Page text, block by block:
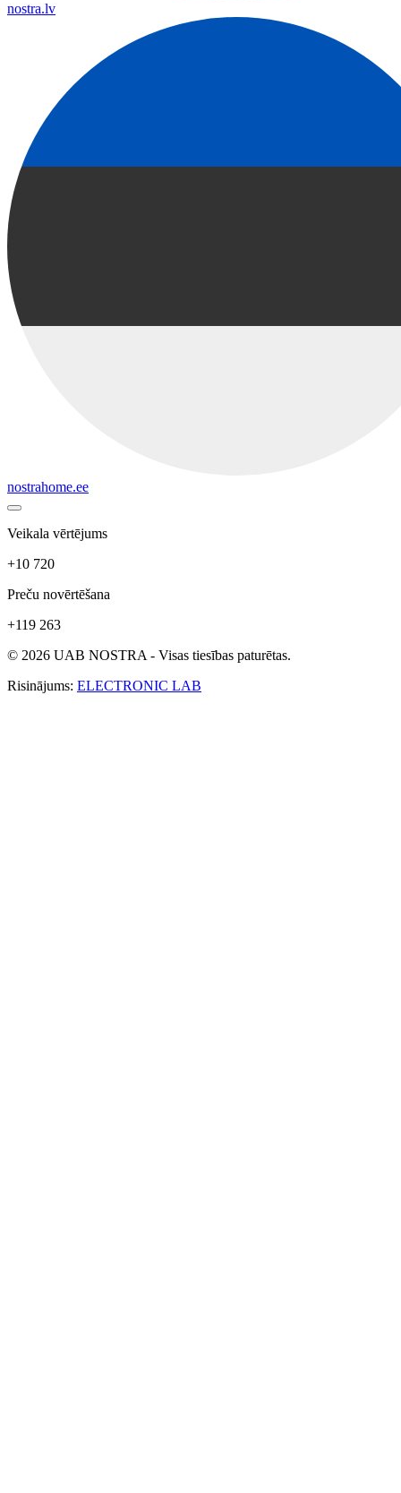
nostra.lv
nostrahome.ee
Veikala vērtējums
+10 720
Preču novērtēšana
+119 263
© 2026 UAB NOSTRA - Visas tiesības paturētas.
Risinājums: ELECTRONIC LAB